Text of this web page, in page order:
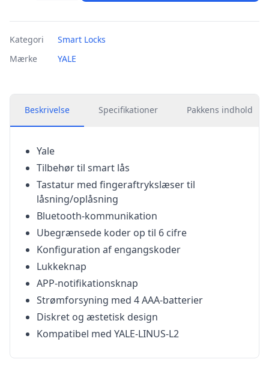
Kategori
Smart Locks
Mærke
YALE
Beskrivelse Specifikationer Pakkens indhold
Yale
Tilbehør til smart lås
Tastatur med fingeraftrykslæser til
låsning/oplåsning
Bluetooth-kommunikation
Ubegrænsede koder op til 6 cifre
Konfiguration af engangskoder
Lukkeknap
APP-notifikationsknap
Strømforsyning med 4 AAA-batterier
Diskret og æstetisk design
Kompatibel med YALE-LINUS-L2